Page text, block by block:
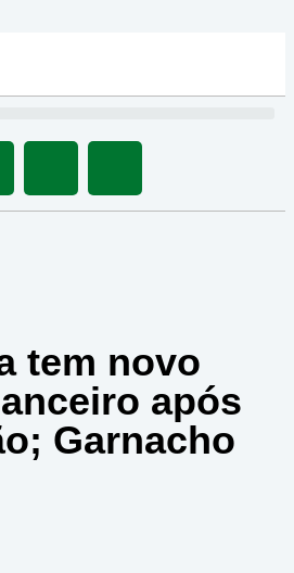
tem novo
após
Garnacho